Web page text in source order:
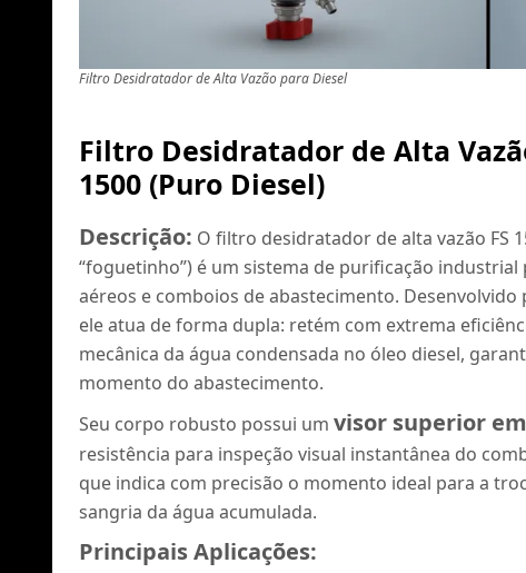
Filtro Desidratador de Alta Vazão para Diesel
Filtro Desidratador de Alta
1500 (Puro Diesel)
Descrição: O filtro desidratador de alta vazão FS
“foguetinho”) é um sistema de purificação
aéreos e comboios de abastecimento.
ele atua de forma dupla: retém com extrema
mecânica da água condensada no óleo diesel,
momento do abastecimento.
Seu corpo robusto possui um visor superior
resistência para inspeção visual instantânea do
que indica com precisão o momento ideal para a
sangria da água acumulada.
Principais Aplicações: